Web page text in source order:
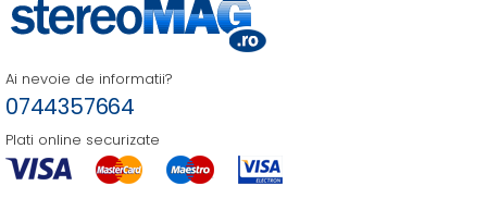
Ai nevoie de informatii?
0744357664
Plati online securizate